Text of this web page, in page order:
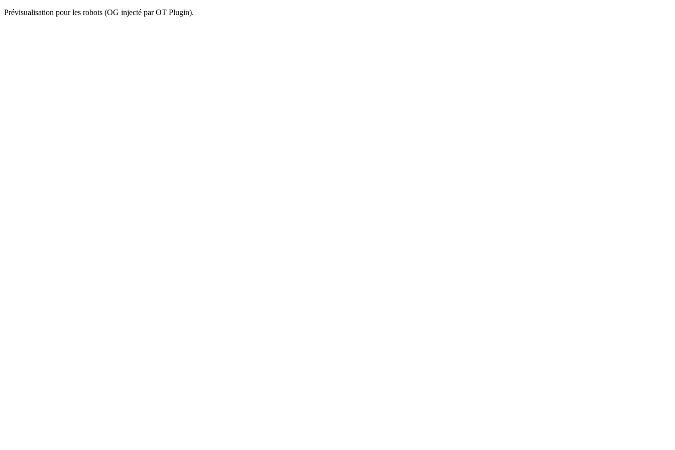
Prévisualisation pour les robots (OG injecté par OT Plugin).